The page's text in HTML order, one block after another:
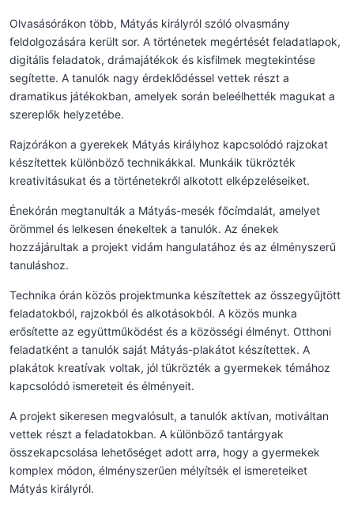
Olvasásórákon több, Mátyás királyról szóló olvasmány
feldolgozására került sor. A történetek megértését feladatlapok,
digitális feladatok, drámajátékok és kisfilmek megtekintése
segítette. A tanulók nagy érdeklődéssel vettek részt a
dramatikus játékokban, amelyek során beleélhették magukat a
szereplők helyzetébe.
Rajzórákon a gyerekek Mátyás királyhoz kapcsolódó rajzokat
készítettek különböző technikákkal. Munkáik tükrözték
kreativitásukat és a történetekről alkotott elképzeléseiket.
Énekórán megtanulták a Mátyás-mesék főcímdalát, amelyet
örömmel és lelkesen énekeltek a tanulók. Az énekek
hozzájárultak a projekt vidám hangulatához és az élményszerű
tanuláshoz.
Technika órán közös projektmunka készítettek az összegyűjtött
feladatokból, rajzokból és alkotásokból. A közös munka
erősítette az együttműködést és a közösségi élményt. Otthoni
feladatként a tanulók saját Mátyás-plakátot készítettek. A
plakátok kreatívak voltak, jól tükrözték a gyermekek témához
kapcsolódó ismereteit és élményeit.
A projekt sikeresen megvalósult, a tanulók aktívan, motiváltan
vettek részt a feladatokban. A különböző tantárgyak
összekapcsolása lehetőséget adott arra, hogy a gyermekek
komplex módon, élményszerűen mélyítsék el ismereteiket
Mátyás királyról.